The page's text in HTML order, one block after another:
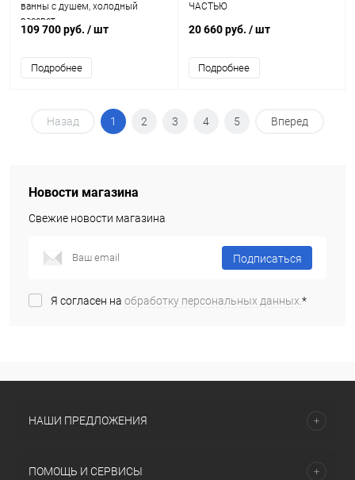
ванны с душем, холодный
рассвет
109 700 руб. / шт
Подробнее
ЧАСТЬЮ
20 660 руб. / шт
Подробнее
Назад 1 2 3 4 5 Вперед
Новости магазина
Свежие новости магазина
Подписаться
Я согласен на обработку персональных данных.*
НАШИ ПРЕДЛОЖЕНИЯ
ПОМОЩЬ И СЕРВИСЫ